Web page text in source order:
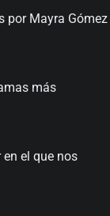
por Mayra Gómez
más
el que nos